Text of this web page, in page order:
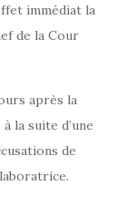
immédiat la
de la Cour
après la
la suite d’une
de